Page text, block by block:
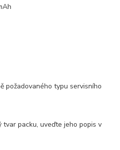
požadovaného typu servisního
tvar packu, uveďte jeho popis v